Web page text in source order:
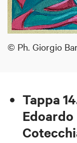
© Ph. Giorgio
Tappa